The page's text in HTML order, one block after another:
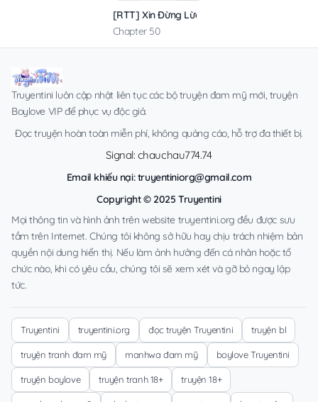
[RTT] Xin Đừng Lừa Dối Tôi
Chapter 50
Truyentini luôn cập nhật liên tục các bộ truyện đam mỹ mới, truyện
Boylove VIP để phục vụ độc giả.
Đọc truyện hoàn toàn miễn phí, không quảng cáo, hỗ trợ đa thiết bị.
Signal: chauchau774.74
Email khiếu nại:truyentiniorg@gmail.com
Copyright © 2025 Truyentini
Mọi thông tin và hình ảnh trên website truyentini.org đều được sưu
tầm trên Internet. Chúng tôi không sở hữu hay chịu trách nhiệm bản
quyền nội dung hiển thị. Nếu làm ảnh hưởng đến cá nhân hoặc tổ
chức nào, khi có yêu cầu, chúng tôi sẽ xem xét và gỡ bỏ ngay lập
tức.
Truyentini truyentini.org đọc truyện Truyentini truyện bl
truyện tranh đam mỹ manhwa đam mỹ boylove Truyentini
truyện boylove truyện tranh 18+ truyện 18+